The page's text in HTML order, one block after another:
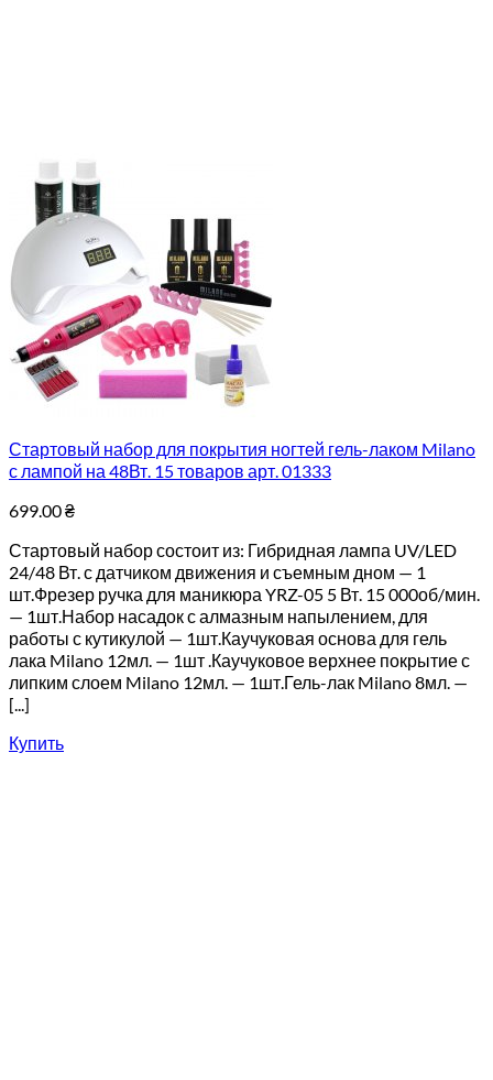
Стартовый набор для покрытия ногтей гель-лаком Milano
с лампой на 48Вт. 15 товаров арт. 01333
699.00₴
Стартовый набор состоит из: Гибридная лампа UV/LED
24/48 Вт. с датчиком движения и съемным дном — 1
шт.Фрезер ручка для маникюра YRZ-05 5 Вт. 15 000об/мин.
— 1шт.Набор насадок с алмазным напылением, для
работы с кутикулой — 1шт.Каучуковая основа для гель
лака Milano 12мл. — 1шт .Каучуковое верхнее покрытие с
липким слоем Milano 12мл. — 1шт.Гель-лак Milano 8мл. —
[...]
Купить